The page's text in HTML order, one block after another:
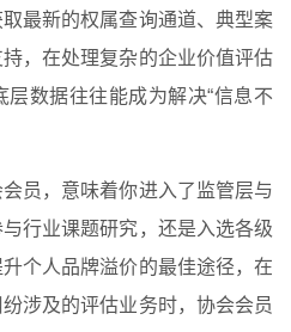
最新的权属查询通道、典型案
，在处理复杂的企业价值评估
数据往往能成为解决“信息不
会员，意味着你进入了监管层与
行业课题研究，还是入选各级
个人品牌溢价的最佳途径，在
涉及的评估业务时，协会会员